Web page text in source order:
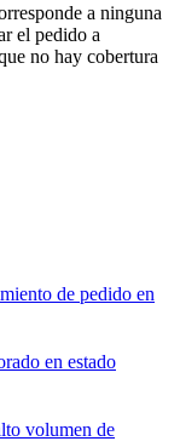
a ninguna
el pedido a
no hay cobertura
de pedido en
en estado
volumen de